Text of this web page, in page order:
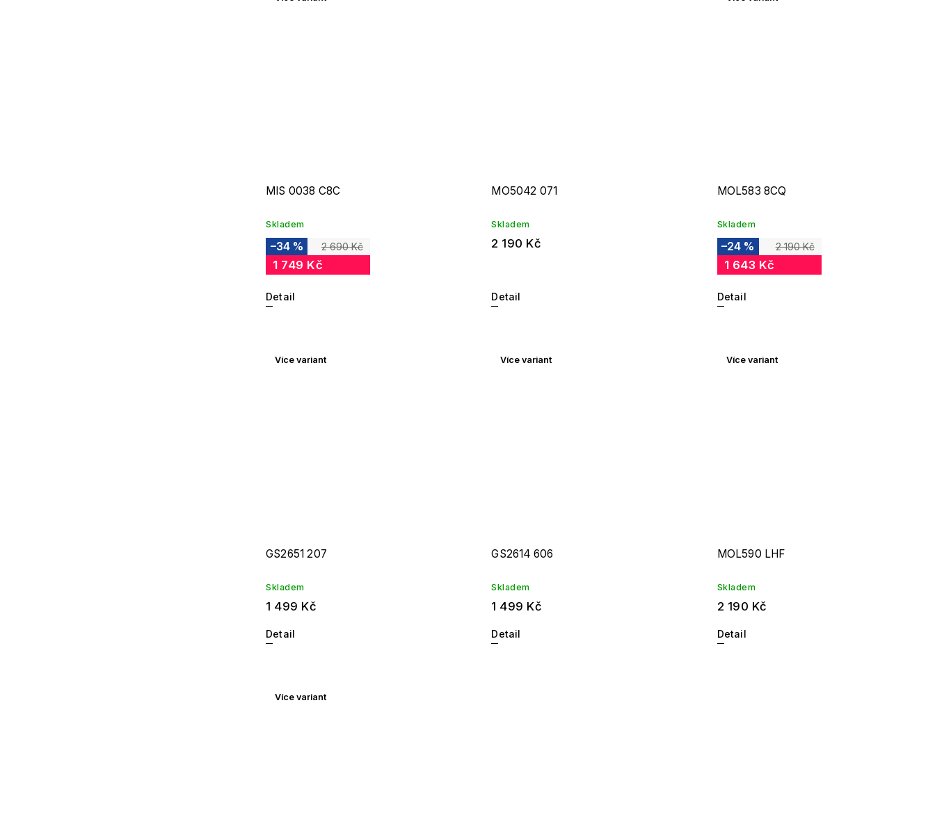
MIS 0038 C8C
Skladem
2 690 Kč
–34 %
1 749 Kč
Detail
MO5042 071
Skladem
2 190 Kč
Detail
MOL583 8CQ
Skladem
2 190 Kč
–24 %
1 643 Kč
Detail
Více variant
GS2651 207
Skladem
1 499 Kč
Detail
Více variant
GS2614 606
Skladem
1 499 Kč
Detail
Více variant
MOL590 LHF
Skladem
2 190 Kč
Detail
Více variant